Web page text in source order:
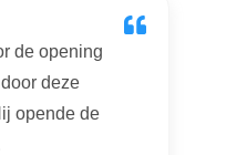
de opening
deze
opende de